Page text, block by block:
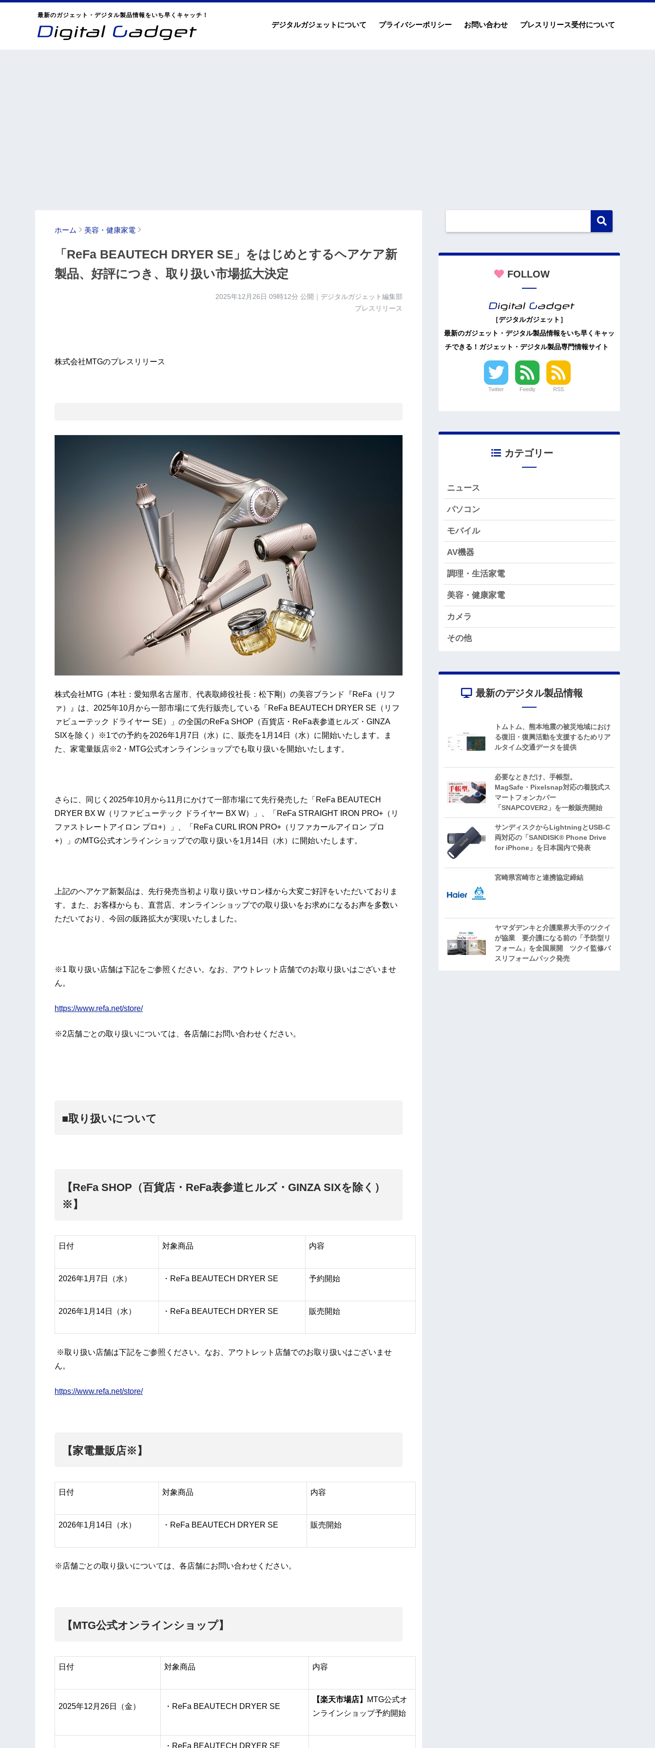
最新のガジェット・デジタル製品情報をいち早くキャッチ！
デジタルガジェットについて プライバシーポリシー お問い合わせ プレスリリース受付について
ホーム 美容・健康家電
「ReFa BEAUTECH DRYER SE」をはじめとするヘアケア新
製品、好評につき、取り扱い市場拡大決定
2025年12月26日 09時12分 公開｜デジタルガジェット編集部
プレスリリース
株式会社MTGのプレスリリース
株式会社MTG（本社：愛知県名古屋市、代表取締役社長：松下剛）の美容ブランド『ReFa（リフ
ァ）』は、2025年10月から一部市場にて先行販売している「ReFa BEAUTECH DRYER SE（リフ
ァビューテック ドライヤー SE）」の全国のReFa SHOP（百貨店・ReFa表参道ヒルズ・GINZA
SIXを除く）※1での予約を2026年1月7日（水）に、販売を1月14日（水）に開始いたします。ま
た、家電量販店※2・MTG公式オンラインショップでも取り扱いを開始いたします。
さらに、同じく2025年10月から11月にかけて一部市場にて先行発売した「ReFa BEAUTECH
DRYER BX W（リファビューテック ドライヤー BX W）」、「ReFa STRAIGHT IRON PRO+（リ
ファストレートアイロン プロ+）」、「ReFa CURL IRON PRO+（リファカールアイロン プロ
+）」のMTG公式オンラインショップでの取り扱いを1月14日（水）に開始いたします。
上記のヘアケア新製品は、先行発売当初より取り扱いサロン様から大変ご好評をいただいておりま
す。また、お客様からも、直営店、オンラインショップでの取り扱いをお求めになるお声を多数い
ただいており、今回の販路拡大が実現いたしました。
※1 取り扱い店舗は下記をご参照ください。なお、アウトレット店舗でのお取り扱いはございませ
ん。
https://www.refa.net/store/
※2店舗ごとの取り扱いについては、各店舗にお問い合わせください。
■取り扱いについて
【ReFa SHOP（百貨店・ReFa表参道ヒルズ・GINZA SIXを除く）
※】
日付 対象商品 内容
2026年1月7日（水） ・ReFa BEAUTECH DRYER SE 予約開始
2026年1月14日（水） ・ReFa BEAUTECH DRYER SE 販売開始
※取り扱い店舗は下記をご参照ください。なお、アウトレット店舗でのお取り扱いはございませ
ん。
https://www.refa.net/store/
【家電量販店※】
日付 対象商品 内容
2026年1月14日（水） ・ReFa BEAUTECH DRYER SE 販売開始
※店舗ごとの取り扱いについては、各店舗にお問い合わせください。
【MTG公式オンラインショップ】
日付 対象商品 内容
2025年12⽉26⽇（金） ・ReFa BEAUTECH DRYER SE
【楽天市場店】
MTG公式オ
ンラインショップ予約開始
・ReFa BEAUTECH DRYER SE
FOLLOW
［デジタルガジェット］
最新のガジェット・デジタル製品情報をいち早くキャッ
チできる！ガジェット・デジタル製品専門情報サイト
Twitter Feedly RSS
カテゴリー
ニュース
パソコン
モバイル
AV機器
調理・生活家電
美容・健康家電
カメラ
その他
最新のデジタル製品情報
トムトム、熊本地震の被災地域におけ
る復旧・復興活動を支援するためリア
ルタイム交通データを提供
必要なときだけ、手帳型。
MagSafe・Pixelsnap対応の着脱式ス
マートフォンカバー
「SNAPCOVER2」を一般販売開始
サンディスクからLightningとUSB-C
両対応の「SANDISK® Phone Drive
for iPhone」を日本国内で発表
宮崎県宮崎市と連携協定締結
ヤマダデンキと介護業界大手のツクイ
が協業 要介護になる前の「予防型リ
フォーム」を全国展開 ツクイ監修バ
スリフォームパック発売